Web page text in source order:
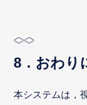
8．おわり
本システムは，